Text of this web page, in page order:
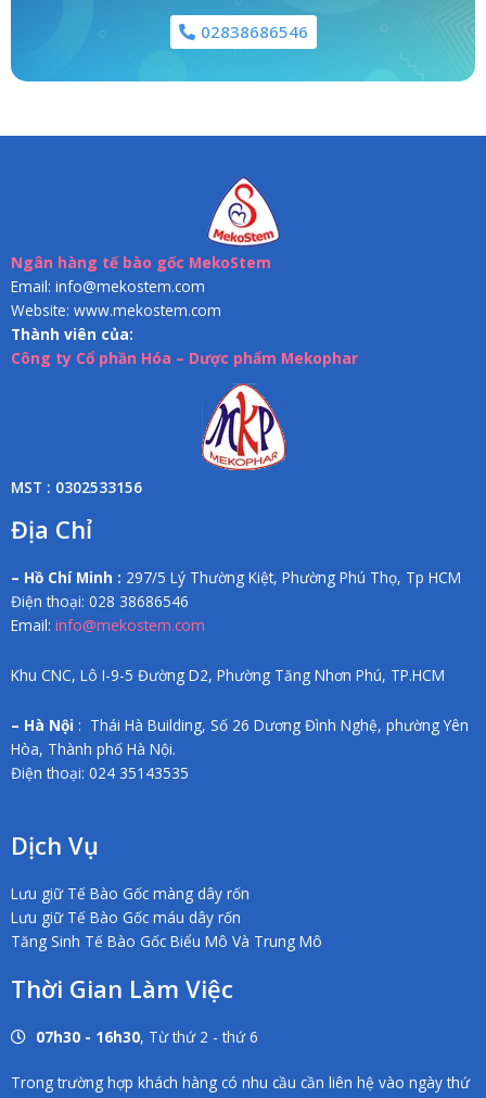
02838686546
Ngân hàng tế bào gốc MekoStem
Email: info@mekostem.com
Website: www.mekostem.com
Thành viên của:
Công ty Cổ phần Hóa – Dược phẩm Mekophar
MST : 0302533156
Địa Chỉ
– Hồ Chí Minh : 297/5 Lý Thường Kiệt, Phường Phú Thọ, Tp HCM
Điện thoại: 028 38686546
Email: info@mekostem.com
Khu CNC, Lô I-9-5 Đường D2, Phường Tăng Nhơn Phú, TP.HCM
– Hà Nội : Thái Hà Building, Số 26 Dương Đình Nghệ, phường Yên
Hòa, Thành phố Hà Nội.
Điện thoại: 024 35143535
Dịch Vụ
Lưu giữ Tế Bào Gốc màng dây rốn
Lưu giữ Tế Bào Gốc máu dây rốn
Tăng Sinh Tế Bào Gốc Biểu Mô Và Trung Mô
Thời Gian Làm Việc
07h30 - 16h30, Từ thứ 2 - thứ 6
Trong trường hợp khách hàng có nhu cầu cần liên hệ vào ngày thứ